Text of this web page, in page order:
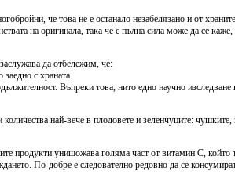
че това не е останало незабелязано и от
на оригинала, така че с пълна сила може да се
да отбележим, че:
с храната.
Въпреки това, нито едно научно
най-вече в плодовете и зеленчуците:
продукти унищожава голяма част от витамин С,
По-добре е следователно редовно да се